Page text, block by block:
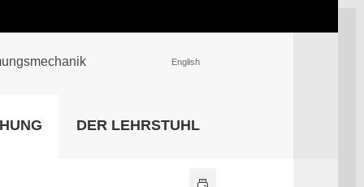
Universitätsbibliothek
English
DER LEHRSTUHL